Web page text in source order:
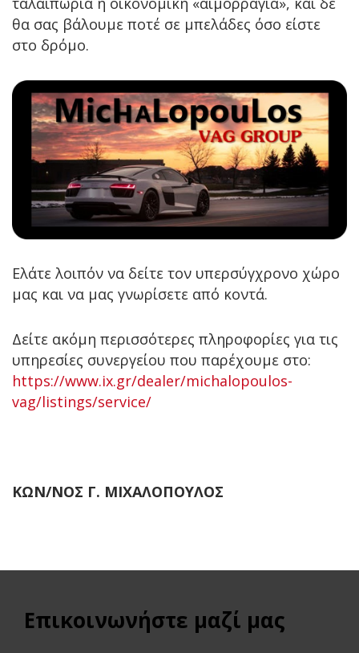
θα σας βάλουμε ποτέ σε μπελάδες όσο είστε
στο δρόμο.
Ελάτε λοιπόν να δείτε τον υπερσύγχρονο χώρο
μας και να μας γνωρίσετε από κοντά.
Δείτε ακόμη περισσότερες πληροφορίες για τις
υπηρεσίες συνεργείου που παρέχουμε στο:
https://www.ix.gr/dealer/michalopoulos-
vag/listings/service/
ΚΩΝ/ΝΟΣ Γ. ΜΙΧΑΛΟΠΟΥΛΟΣ
Επικοινωνήστε μαζί μας